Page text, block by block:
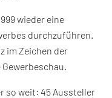
wieder eine
durchzuführen.
im Zeichen der
so weit: 45 Aussteller